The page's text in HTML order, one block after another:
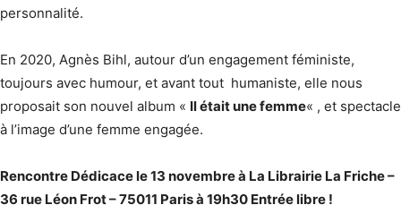
personnalité.
En 2020, Agnès Bihl, autour d’un engagement féministe,
toujours avec humour, et avant tout humaniste, elle nous
proposait son nouvel album « Il était une femme« , et spectacle
à l’image d’une femme engagée.
Rencontre Dédicace le 13 novembre à La Librairie La Friche –
36 rue Léon Frot – 75011 Paris à 19h30 Entrée libre !